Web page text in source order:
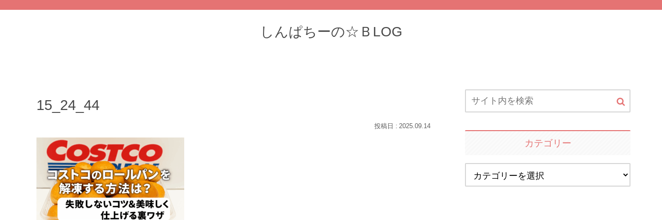
しんぱちーの☆ＢLOG
15_24_44
2025.09.14
カテゴリー